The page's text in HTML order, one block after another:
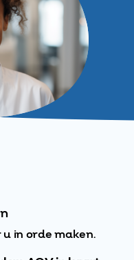
in orde maken.